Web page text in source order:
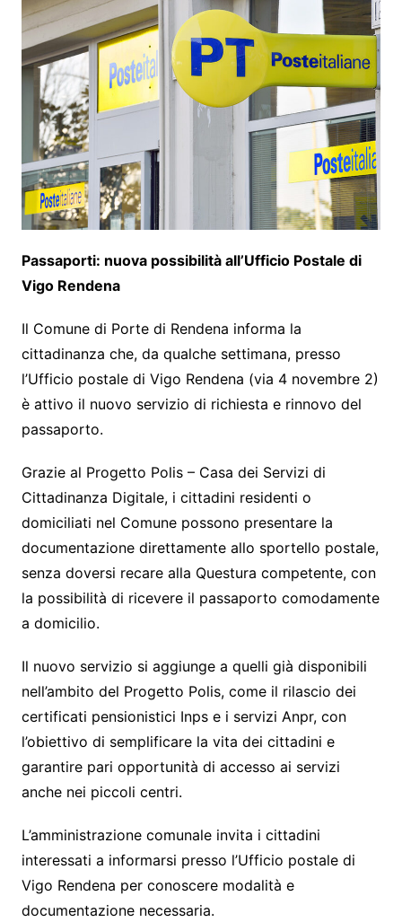
Passaporti: nuova possibilità all’Ufficio Postale di
Vigo Rendena
Il Comune di Porte di Rendena informa la
cittadinanza che, da qualche settimana, presso
l’Ufficio postale di Vigo Rendena (via 4 novembre 2)
è attivo il nuovo servizio di richiesta e rinnovo del
passaporto.
Grazie al Progetto Polis – Casa dei Servizi di
Cittadinanza Digitale, i cittadini residenti o
domiciliati nel Comune possono presentare la
documentazione direttamente allo sportello postale,
senza doversi recare alla Questura competente, con
la possibilità di ricevere il passaporto comodamente
a domicilio.
Il nuovo servizio si aggiunge a quelli già disponibili
nell’ambito del Progetto Polis, come il rilascio dei
certificati pensionistici Inps e i servizi Anpr, con
l’obiettivo di semplificare la vita dei cittadini e
garantire pari opportunità di accesso ai servizi
anche nei piccoli centri.
L’amministrazione comunale invita i cittadini
interessati a informarsi presso l’Ufficio postale di
Vigo Rendena per conoscere modalità e
documentazione necessaria.